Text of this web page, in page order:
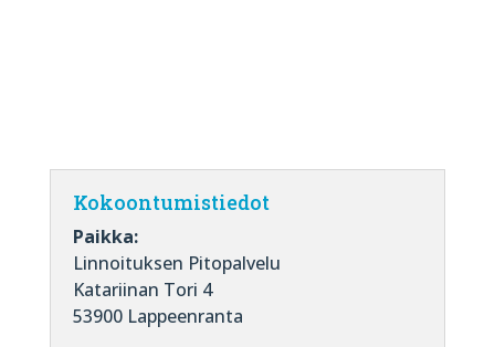
Kokoontumistiedot
Paikka:
Linnoituksen Pitopalvelu
Katariinan Tori 4
53900 Lappeenranta